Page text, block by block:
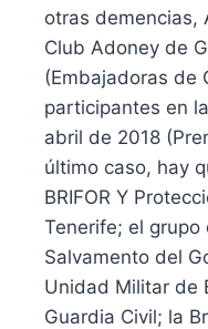
otras demencias,
Club Adoney de
(Embajadoras de
participantes en
abril de 2018
último caso, hay
BRIFOR Y
Tenerife; el grupo
Salvamento del
Unidad Militar de
Guardia Civil; la